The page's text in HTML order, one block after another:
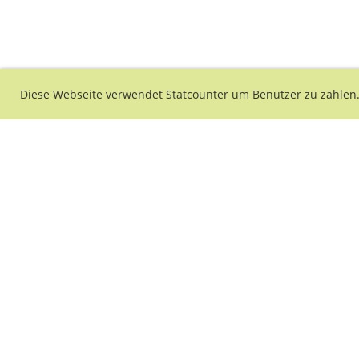
Diese Webseite verwendet Statcounter um Benutzer zu zählen.